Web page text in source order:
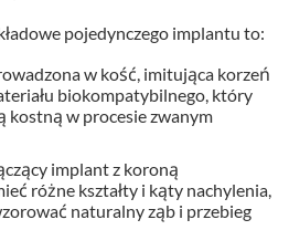
pojedynczego implantu to:
w kość, imitująca korzeń
biokompatybilnego, który
kostną w procesie zwanym
implant z koroną
różne kształty i kąty nachylenia,
naturalny ząb i przebieg